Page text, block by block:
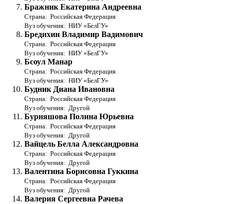
Бражник Екатерина Андреевна
Страна: Российская Федерация
Вуз обучения: НИУ «БелГУ»
Бредихин Владимир Вадимович
Страна: Российская Федерация
Вуз обучения: НИУ «БелГУ»
Бсоул Манар
Страна: Российская Федерация
Вуз обучения: НИУ «БелГУ»
Будник Диана Ивановна
Страна: Российская Федерация
Вуз обучения: Другой
Бурняшова Полина Юрьевна
Страна: Российская Федерация
Вуз обучения: Другой
Вайцель Белла Александровна
Страна: Российская Федерация
Вуз обучения: Другой
Валентина Борисовна Гуккина
Страна: Российская Федерация
Вуз обучения: Другой
Валерия Сергеевна Рачева